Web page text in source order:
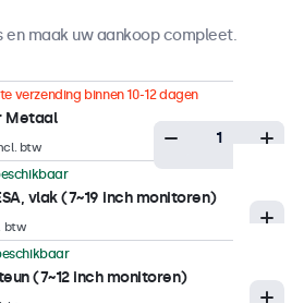
maak uw aankoop compleet.
verzending binnen 10-12 dagen
Metaal
btw
vlak (7~19 inch monitoren)
btw
(7~12 inch monitoren)